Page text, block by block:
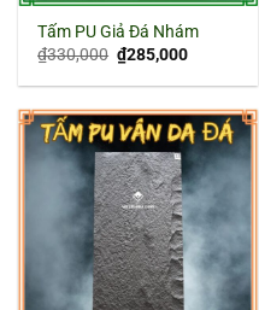
Tấm PU Giả Đá Nhám
₫330,000 Giá
gốc
là:
₫285,000Giá
tại
₫285,000.